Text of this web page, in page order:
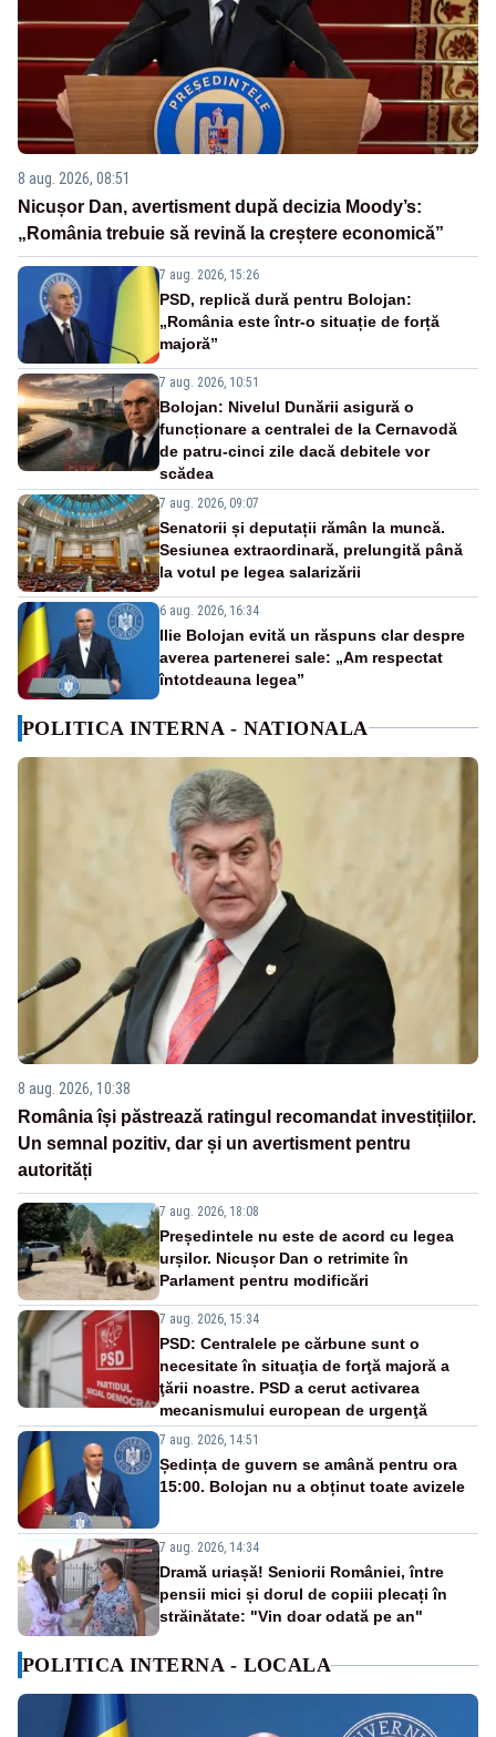
8 aug. 2026, 08:51
Nicușor Dan, avertisment după decizia Moody’s:
„România trebuie să revină la creștere economică”
7 aug. 2026, 15:26
PSD, replică dură pentru Bolojan:
„România este într-o situație de forță
majoră”
7 aug. 2026, 10:51
Bolojan: Nivelul Dunării asigură o
funcționare a centralei de la Cernavodă
de patru-cinci zile dacă debitele vor
scădea
7 aug. 2026, 09:07
Senatorii și deputații rămân la muncă.
Sesiunea extraordinară, prelungită până
la votul pe legea salarizării
6 aug. 2026, 16:34
Ilie Bolojan evită un răspuns clar despre
averea partenerei sale: „Am respectat
întotdeauna legea”
POLITICA INTERNA - NATIONALA
8 aug. 2026, 10:38
România își păstrează ratingul recomandat investițiilor.
Un semnal pozitiv, dar și un avertisment pentru
autorități
7 aug. 2026, 18:08
Președintele nu este de acord cu legea
urșilor. Nicușor Dan o retrimite în
Parlament pentru modificări
7 aug. 2026, 15:34
PSD: Centralele pe cărbune sunt o
necesitate în situaţia de forţă majoră a
ţării noastre. PSD a cerut activarea
mecanismului european de urgenţă
7 aug. 2026, 14:51
Ședința de guvern se amână pentru ora
15:00. Bolojan nu a obținut toate avizele
7 aug. 2026, 14:34
Dramă uriașă! Seniorii României, între
pensii mici și dorul de copiii plecați în
străinătate: "Vin doar odată pe an"
POLITICA INTERNA - LOCALA